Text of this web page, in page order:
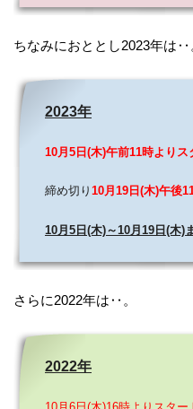
ちなみにおととし2023年は‥
2023年
10月5日(木)午前11時よりス
締め切り 10月19日(木)午後
10月5日(木)～10月19日(木)
さらに2022年は‥。
2022年